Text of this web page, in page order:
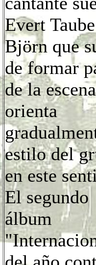
Evert
Björn que
de formar
de la
orienta
estilo del
en este
El segundo
álbum